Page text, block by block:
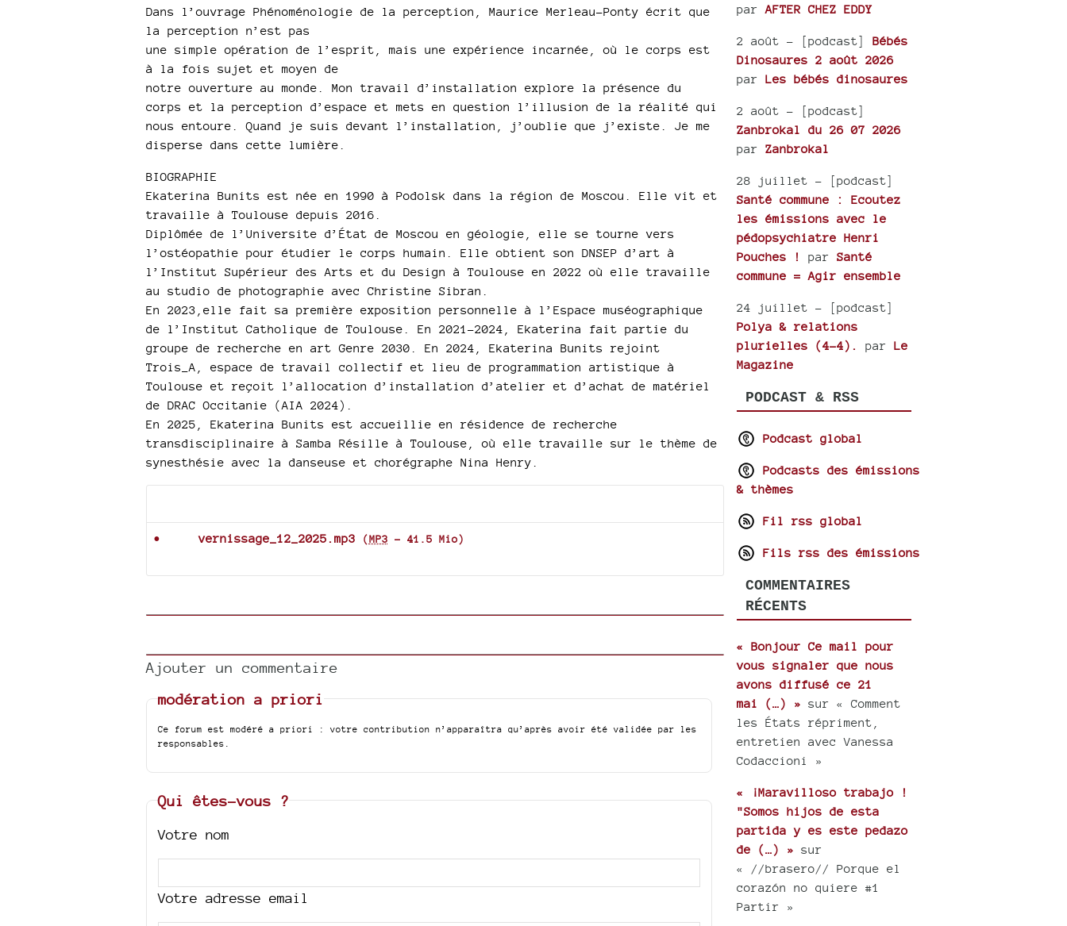
Dans l’ouvrage Phénoménologie de la perception, Maurice Merleau-Ponty écrit que
la perception n’est pas
une simple opération de l’esprit, mais une expérience incarnée, où le corps est
à la fois sujet et moyen de
notre ouverture au monde. Mon travail d’installation explore la présence du
corps et la perception d’espace et mets en question l’illusion de la réalité qui
nous entoure. Quand je suis devant l’installation, j’oublie que j’existe. Je me
disperse dans cette lumière.
BIOGRAPHIE
Ekaterina Bunits est née en 1990 à Podolsk dans la région de Moscou. Elle vit et
travaille à Toulouse depuis 2016.
Diplômée de l’Universite d’État de Moscou en géologie, elle se tourne vers
l’ostéopathie pour étudier le corps humain. Elle obtient son DNSEP d’art à
l’Institut Supérieur des Arts et du Design à Toulouse en 2022 où elle travaille
au studio de photographie avec Christine Sibran.
En 2023,elle fait sa première exposition personnelle à l’Espace muséographique
de l’Institut Catholique de Toulouse. En 2021-2024, Ekaterina fait partie du
groupe de recherche en art Genre 2030. En 2024, Ekaterina Bunits rejoint
Trois_A, espace de travail collectif et lieu de programmation artistique à
Toulouse et reçoit l’allocation d’installation d’atelier et d’achat de matériel
de DRAC Occitanie (AIA 2024).
En 2025, Ekaterina Bunits est accueillie en résidence de recherche
transdisciplinaire à Samba Résille à Toulouse, où elle travaille sur le thème de
synesthésie avec la danseuse et chorégraphe Nina Henry.
vernissage_12_2025.mp3 (MP3 - 41.5 Mio)
Ajouter un commentaire
modération a priori
Ce forum est modéré a priori : votre contribution n’apparaîtra qu’après avoir été validée par les
responsables.
Qui êtes-vous ?
Votre nom
Votre adresse email
parAFTER CHEZ EDDY
2 août- [podcast]Bébés
Dinosaures 2 août 2026
parLes bébés dinosaures
2 août- [podcast]
Zanbrokal du 26 07 2026
parZanbrokal
28 juillet- [podcast]
Santé commune : Ecoutez
les émissions avec le
pédopsychiatre Henri
Pouches !
parSanté
commune = Agir ensemble
24 juillet- [podcast]
Polya & relations
plurielles (4-4).
parLe
Magazine
PODCAST & RSS
Podcast global
Podcasts des émissions
& thèmes
Fil rss global
Fils rss des émissions
COMMENTAIRES
RÉCENTS
« Bonjour Ce mail pour
vous signaler que nous
avons diffusé ce 21
mai (…) » sur « Comment
les États répriment,
entretien avec Vanessa
Codaccioni »
« ¡Maravilloso trabajo !
"Somos hijos de esta
partida y es este pedazo
de (…) » sur
« //brasero// Porque el
corazón no quiere #1
Partir »